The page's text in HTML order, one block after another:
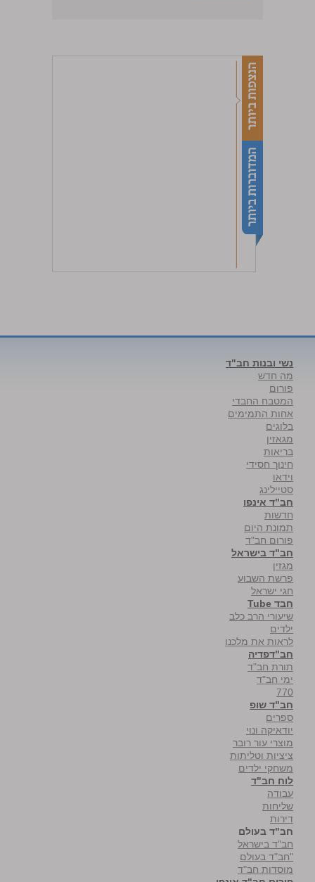
נשי ובנות חב"ד
מה חדש
פורום
המטבח החבדי
אחות התמימים
בלוגים
מגאזין
בריאות
חינוך חסידי
וידאו
סטיילינג
חב"ד אינפו
חדשות
תמונת היום
פורום חב"ד
חב"ד בישראל
מגזין
פרשת השבוע
חגי ישראל
חבד Tube
שיעורי הרב כלב
ילדים
לראות את מלכנו
חב"דפדיה
תורת חב"ד
ימי חב"ד
770
חב"ד שופ
ספרים
יודאיקה ונוי
מוצרי עור רובר
ציציות וטליתות
משחקי ילדים
לוח חב"ד
עבודה
שליחות
דירות
חב"ד בעולם
חב"ד בישראל
"חב"ד בעולם
מוסדות חב"ד